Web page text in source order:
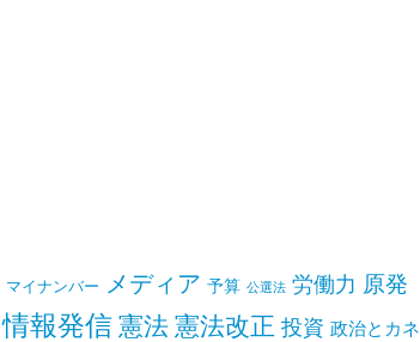
マイナンバー メディア 予算 公選法 労働力 原発
情報発信 憲法 憲法改正 投資 政治とカネ